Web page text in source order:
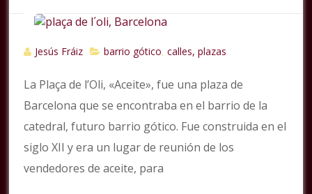
Jesús Fráiz barrio gótico ,calles, plazas
La Plaça de l’Oli, «Aceite», fue una plaza de
Barcelona que se encontraba en el barrio de la
catedral, futuro barrio gótico. Fue construida en el
siglo XII y era un lugar de reunión de los
vendedores de aceite, para